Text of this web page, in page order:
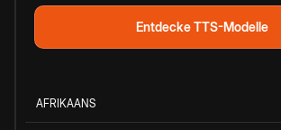
Entdecke TTS-Modelle
AFRIKAANS